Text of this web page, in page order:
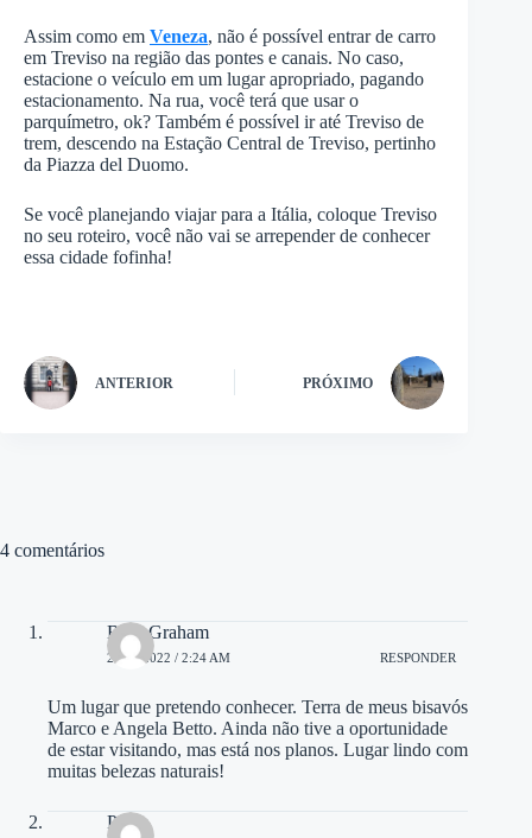
Assim como em Veneza, não é possível entrar de carro
em Treviso na região das pontes e canais. No caso,
estacione o veículo em um lugar apropriado, pagando
estacionamento. Na rua, você terá que usar o
parquímetro, ok? Também é possível ir até Treviso de
trem, descendo na Estação Central de Treviso, pertinho
da Piazza del Duomo.
Se você planejando viajar para a Itália, coloque Treviso
no seu roteiro, você não vai se arrepender de conhecer
essa cidade fofinha!
ANTERIOR PRÓXIMO
4 comentários
Billy Graham
28/07/2022 / 2:24 AM RESPONDER
Um lugar que pretendo conhecer. Terra de meus bisavós
Marco e Angela Betto. Ainda não tive a oportunidade
de estar visitando, mas está nos planos. Lugar lindo com
muitas belezas naturais!
Paulo